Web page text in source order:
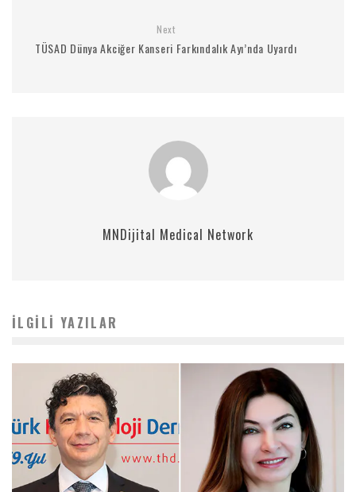
Next
TÜSAD Dünya Akciğer Kanseri Farkındalık Ayı’nda Uyardı
MNDijital Medical Network
İLGILI YAZILAR